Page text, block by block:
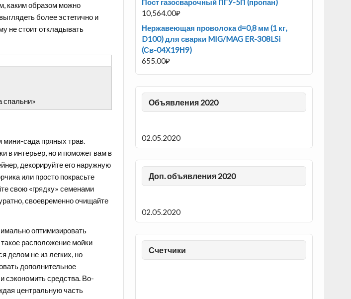
каким образом можно
более эстетично и
не стоит откладывать
спальни»
мини-сада пряных трав.
в интерьер, но и поможет вам в
декорируйте его наружную
или просто покрасьте
свою «грядку» семенами
своевременно очищайте
оптимизировать
такое расположение мойки
делом не из легких, но
дополнительное
сэкономить средства. Во-
центральную часть
Пост газосварочный ПГУ-5П (пропан)
10,564.00₽
Нержавеющая проволока d=0,8 мм (1 кг,
D100) для сварки MIG/MAG ER-308LSi
(Св-04Х19Н9)
655.00₽
Объявления 2020
02.05.2020
Доп. объявления 2020
02.05.2020
Счетчики